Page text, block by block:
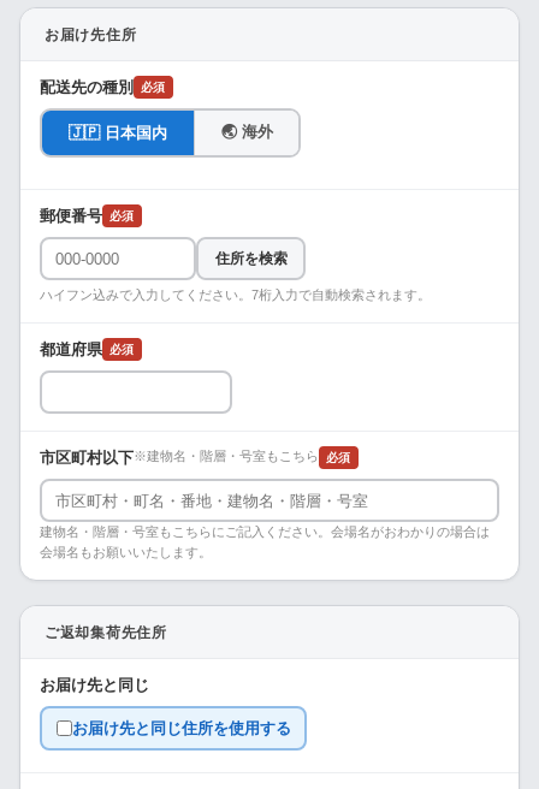
お届け先住所
配送先の種別 必須
🇯🇵 日本国内 🌏 海外
郵便番号 必須
住所を検索
ハイフン込みで入力してください。7桁入力で自動検索されます。
都道府県 必須
市区町村以下※建物名・階層・号室もこちら 必須
建物名・階層・号室もこちらにご記入ください。会場名がおわかりの場合は
会場名もお願いいたします。
ご返却集荷先住所
お届け先と同じ
お届け先と同じ住所を使用する